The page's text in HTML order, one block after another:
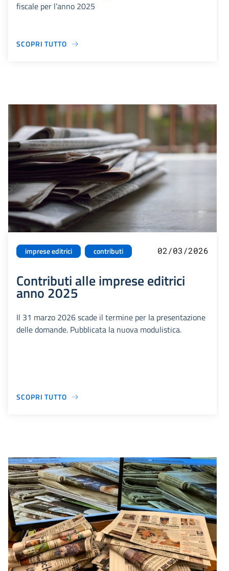
fiscale per l’anno 2025
SCOPRI TUTTO
imprese editrici contributi 02/03/2026
Contributi alle imprese editrici
anno 2025
Il 31 marzo 2026 scade il termine per la presentazione
delle domande. Pubblicata la nuova modulistica.
SCOPRI TUTTO